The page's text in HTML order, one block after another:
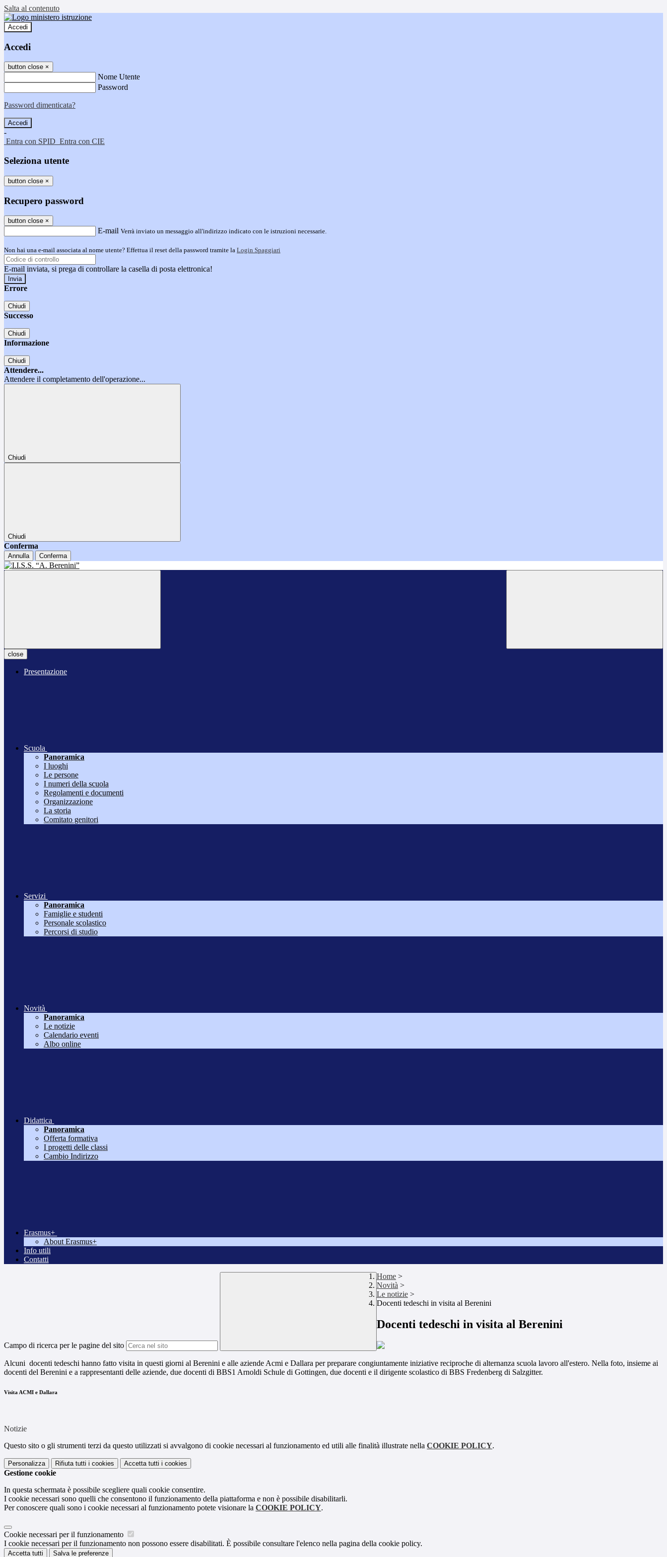
Salta al contenuto
Accedi
Accedi
button close ×
Nome Utente
Password
Password dimenticata?
-
Entra con SPID Entra con CIE
Seleziona utente
button close ×
Recupero password
button close ×
E-mail Verrà inviato un messaggio all'indirizzo indicato con le istruzioni necessarie.
Non hai una e-mail associata al nome utente? Effettua il reset della password tramite la Login Spaggiari
E-mail inviata, si prega di controllare la casella di posta elettronica!
Errore
Chiudi
Successo
Chiudi
Informazione
Chiudi
Attendere...
Attendere il completamento dell'operazione...
Chiudi
Chiudi
Conferma
Annulla Conferma
close
Presentazione
Scuola
Panoramica
I luoghi
Le persone
I numeri della scuola
Regolamenti e documenti
Organizzazione
La storia
Comitato genitori
Servizi
Panoramica
Famiglie e studenti
Personale scolastico
Percorsi di studio
Novità
Panoramica
Le notizie
Calendario eventi
Albo online
Didattica
Panoramica
Offerta formativa
I progetti delle classi
Cambio Indirizzo
Erasmus+
About Erasmus+
Info utili
Contatti
Campo di ricerca per le pagine del sito
Home >
Novità >
Le notizie >
Docenti tedeschi in visita al Berenini
Docenti tedeschi in visita al Berenini
Alcuni docenti tedeschi hanno fatto visita in questi giorni al Berenini e alle aziende Acmi e Dallara per preparare congiuntamente iniziative reciproche di alternanza scuola lavoro all'estero. Nella foto, insieme ai
docenti del Berenini e a rappresentanti delle aziende, due docenti di BBS1 Arnoldi Schule di Gottingen, due docenti e il dirigente scolastico di BBS Fredenberg di Salzgitter.
Visita ACMI e Dallara
Notizie
Questo sito o gli strumenti terzi da questo utilizzati si avvalgono di cookie necessari al funzionamento ed utili alle finalità illustrate nella COOKIE POLICY.
Personalizza Rifiuta tutti i cookies Accetta tutti i cookies
Gestione cookie
In questa schermata è possibile scegliere quali cookie consentire.
I cookie necessari sono quelli che consentono il funzionamento della piattaforma e non è possibile disabilitarli.
Per conoscere quali sono i cookie necessari al funzionamento potete visionare la COOKIE POLICY.
Cookie necessari per il funzionamento
I cookie necessari per il funzionamento non possono essere disabilitati. È possibile consultare l'elenco nella pagina della cookie policy.
Accetta tutti Salva le preferenze